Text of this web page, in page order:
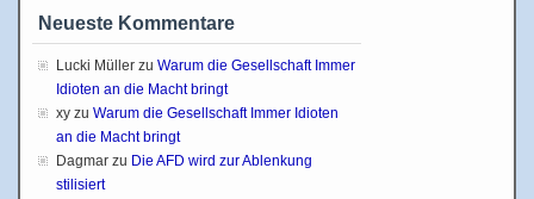
Neueste Kommentare
Lucki Müller zu Warum die Gesellschaft Immer
Idioten an die Macht bringt
xy zu Warum die Gesellschaft Immer Idioten
an die Macht bringt
Dagmar zu Die AFD wird zur Ablenkung
stilisiert